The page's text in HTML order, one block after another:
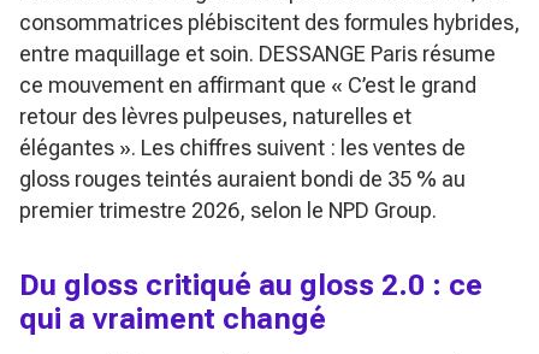
consommatrices plébiscitent des formules hybrides,
entre maquillage et soin. DESSANGE Paris résume
ce mouvement en affirmant que « C’est le grand
retour des lèvres pulpeuses, naturelles et
élégantes ». Les chiffres suivent : les ventes de
gloss rouges teintés auraient bondi de 35 % au
premier trimestre 2026, selon le NPD Group.
Du gloss critiqué au gloss 2.0 : ce
qui a vraiment changé